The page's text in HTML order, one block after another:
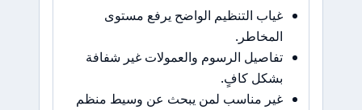
غياب التنظيم الواضح يرفع مستوى
المخاطر.
تفاصيل الرسوم والعمولات غير شفافة
بشكل كافٍ.
غير مناسب لمن يبحث عن وسيط منظم